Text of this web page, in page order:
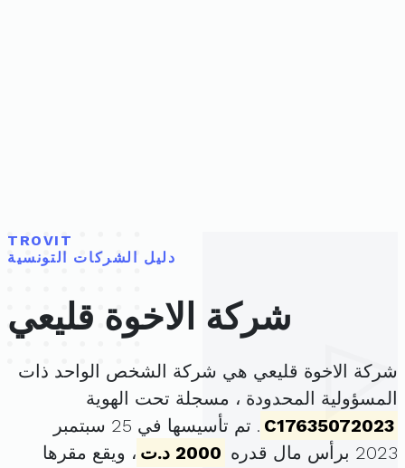
TROVIT
دليل الشركات التونسية
شركة الاخوة قليعي
شركة الاخوة قليعي هي شركة الشخص الواحد ذات
المسؤولية المحدودة ، مسجلة تحت الهوية
C17635072023
. تم تأسيسها في 25 سبتمبر
2023 برأس مال قدره
2000 د.ت
، ويقع مقرها